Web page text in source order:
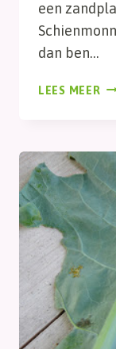
een
dan ben…
LEES MEER